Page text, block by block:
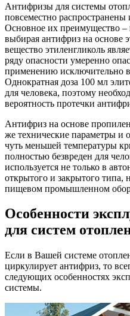
Антифризы для системы
повсеместно распространены
Основное их преимущество –
выбирая антифриз на основе
вещество этиленгликоль
ряду опасности умеренно
применению исключительно
Однократная доза 100 мл
для человека, поэтому
вероятность протечки
Антифриз на основе
же технические параметры и
чуть меньшей температуры
полностью безвреден для
используется не только в
открытого и закрытого типа,
пищевом промышленном
Особенности
для систем
Если в Вашей системе
циркулирует антифриз, то
следующих особенностях
системы.